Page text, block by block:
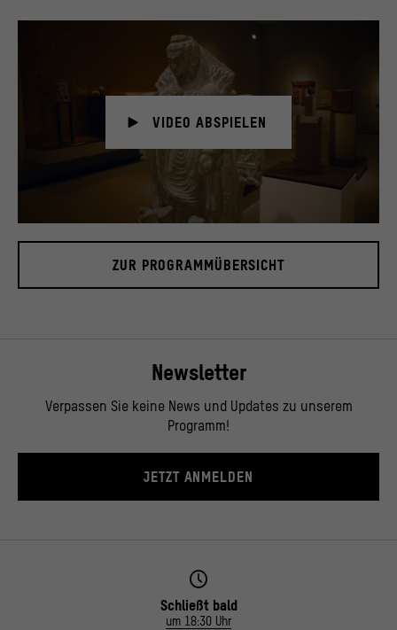
VIDEO ABSPIELEN
ZUR PROGRAMMÜBERSICHT
Newsletter
Verpassen Sie keine News und Updates zu unserem
Programm!
JETZT ANMELDEN
Schließt bald
um 18:30 Uhr